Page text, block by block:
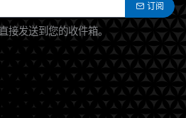
订阅
接发送到您的收件箱。